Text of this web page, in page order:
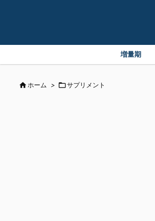
増量期
ホーム > サプリメント